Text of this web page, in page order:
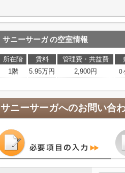
サニーサーガの空室情報
所在階 賃料 管理費・共益費
1階
5.95万円 2,900円 0
サニーサーガへのお問い合